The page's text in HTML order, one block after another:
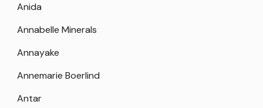
Anida
Annabelle Minerals
Annayake
Annemarie Boerlind
Antar